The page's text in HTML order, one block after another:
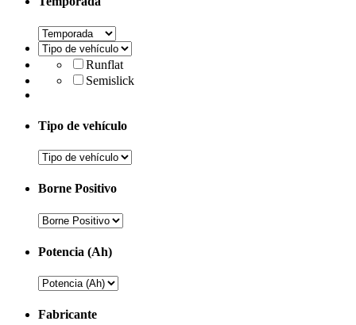
Runflat
Semislick
Tipo de vehículo
Borne Positivo
Potencia (Ah)
Fabricante